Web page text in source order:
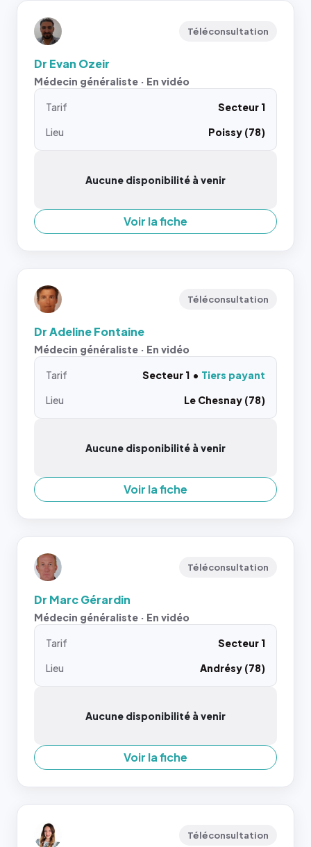
Téléconsultation
Dr Evan Ozeir
Médecin généraliste · En vidéo
Tarif
Secteur 1
Lieu
Poissy (78)
Aucune disponibilité à venir
Voir la fiche
Téléconsultation
Dr Adeline Fontaine
Médecin généraliste · En vidéo
Tarif Secteur 1
Tiers payant
Lieu
Le Chesnay (78)
Aucune disponibilité à venir
Voir la fiche
Téléconsultation
Dr Marc Gérardin
Médecin généraliste · En vidéo
Tarif
Secteur 1
Lieu
Andrésy (78)
Aucune disponibilité à venir
Voir la fiche
Téléconsultation